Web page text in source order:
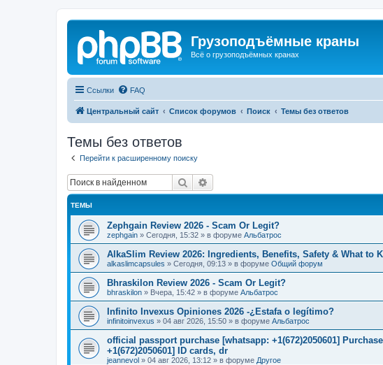
Грузоподъёмные краны
Всё о грузоподъёмных кранах
Ссылки FAQ
Центральный сайт Список форумов Поиск Темы без ответов
Темы без ответов
Перейти к расширенному поиску
Поиск
ТЕМЫ
Zephgain Review 2026 - Scam Or Legit?
zephgain » Сегодня, 15:32 » в форуме Альбатрос
AlkaSlim Review 2026: Ingredients, Benefits, Safety & What to
alkaslimcapsules » Сегодня, 09:13 » в форуме Общий форум
Bhraskilon Review 2026 - Scam Or Legit?
bhraskilon » Вчера, 15:42 » в форуме Альбатрос
Infinito Invexus Opiniones 2026 -¿Estafa o legítimo?
infinitoinvexus » 04 авг 2026, 15:50 » в форуме Альбатрос
official passport purchase [whatsapp: +1(672)2050601]
+1(672)2050601] ID cards, dr
jeannevol » 04 авг 2026, 13:12 » в форуме Другое